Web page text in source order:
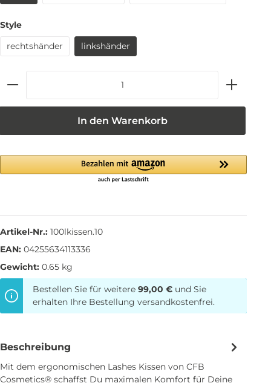
Style
rechtshänder
linkshänder
In den Warenkorb
Artikel-Nr.: 100lkissen.10
EAN: 04255634113336
Gewicht: 0.65 kg
Bestellen Sie für weitere 99,00 € und Sie
erhalten Ihre Bestellung versandkostenfrei.
Beschreibung
Mit dem ergonomischen Lashes Kissen von CFB
Cosmetics® schaffst Du maximalen Komfort für Deine